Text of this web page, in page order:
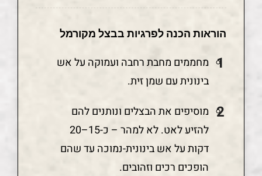
הוראות הכנה לפרגיות בבצל מקורמל
מחממים מחבת רחבה ועמוקה על אש
בינונית עם שמן זית.
מוסיפים את הבצלים ונותנים להם
להזיע לאט. לא למהר – כ-15–20
דקות על אש בינונית-נמוכה עד שהם
הופכים רכים וזהובים.